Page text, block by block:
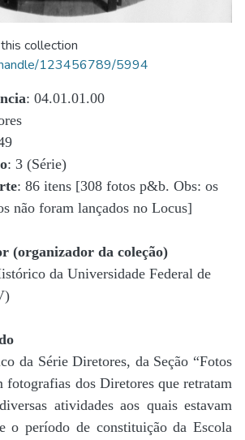
collection
123456789/5994
: 04.01.01.00
: 3 (Série)
: 86 itens [308 fotos p&b. Obs: os
não foram lançados no Locus]
(organizador da coleção)
da Universidade Federal de
da Série Diretores, da Seção “Fotos
fotografias dos Diretores que retratam
atividades aos quais estavam
o período de constituição da Escola